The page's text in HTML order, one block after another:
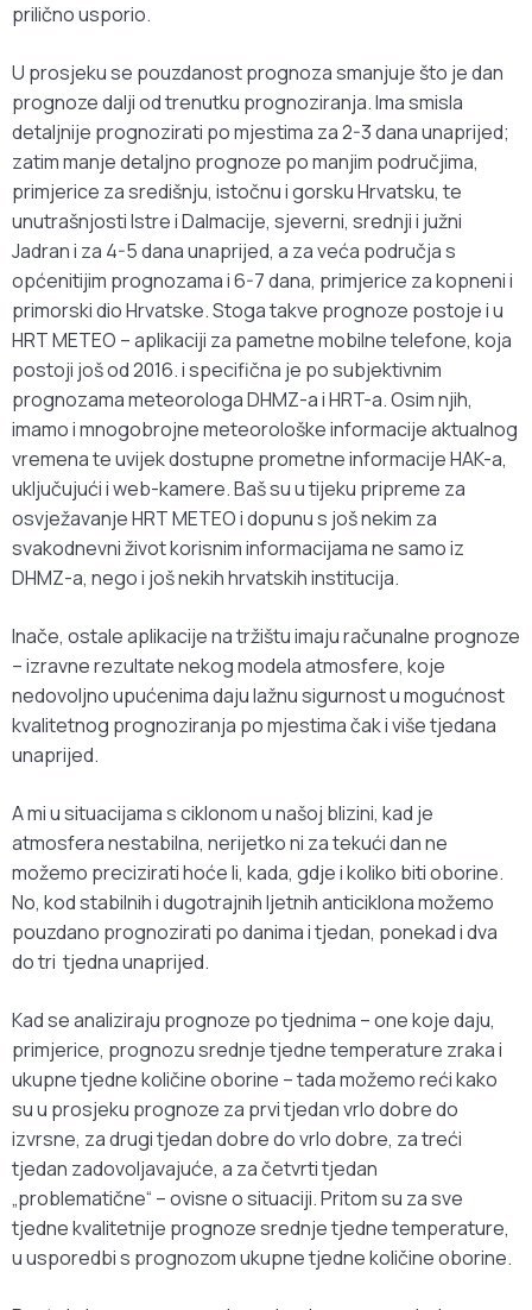
prilično usporio.
U prosjeku se pouzdanost prognoza smanjuje što je dan
prognoze dalji od trenutku prognoziranja. Ima smisla
detaljnije prognozirati po mjestima za 2-3 dana unaprijed;
zatim manje detaljno prognoze po manjim područjima,
primjerice za središnju, istočnu i gorsku Hrvatsku, te
unutrašnjosti Istre i Dalmacije, sjeverni, srednji i južni
Jadran i za 4-5 dana unaprijed, a za veća područja s
općenitijim prognozama i 6-7 dana, primjerice za kopneni i
primorski dio Hrvatske. Stoga takve prognoze postoje i u
HRT METEO – aplikaciji za pametne mobilne telefone, koja
postoji još od 2016. i specifična je po subjektivnim
prognozama meteorologa DHMZ-a i HRT-a. Osim njih,
imamo i mnogobrojne meteorološke informacije aktualnog
vremena te uvijek dostupne prometne informacije HAK-a,
uključujući i web-kamere. Baš su u tijeku pripreme za
osvježavanje HRT METEO i dopunu s još nekim za
svakodnevni život korisnim informacijama ne samo iz
DHMZ-a, nego i još nekih hrvatskih institucija.
Inače, ostale aplikacije na tržištu imaju računalne prognoze
– izravne rezultate nekog modela atmosfere, koje
nedovoljno upućenima daju lažnu sigurnost u mogućnost
kvalitetnog prognoziranja po mjestima čak i više tjedana
unaprijed.
A mi u situacijama s ciklonom u našoj blizini, kad je
atmosfera nestabilna, nerijetko ni za tekući dan ne
možemo precizirati hoće li, kada, gdje i koliko biti oborine.
No, kod stabilnih i dugotrajnih ljetnih anticiklona možemo
pouzdano prognozirati po danima i tjedan, ponekad i dva
do tri tjedna unaprijed.
Kad se analiziraju prognoze po tjednima – one koje daju,
primjerice, prognozu srednje tjedne temperature zraka i
ukupne tjedne količine oborine – tada možemo reći kako
su u prosjeku prognoze za prvi tjedan vrlo dobre do
izvrsne, za drugi tjedan dobre do vrlo dobre, za treći
tjedan zadovoljavajuće, a za četvrti tjedan
„problematične“ – ovisne o situaciji. Pritom su za sve
tjedne kvalitetnije prognoze srednje tjedne temperature,
u usporedbi s prognozom ukupne tjedne količine oborine.